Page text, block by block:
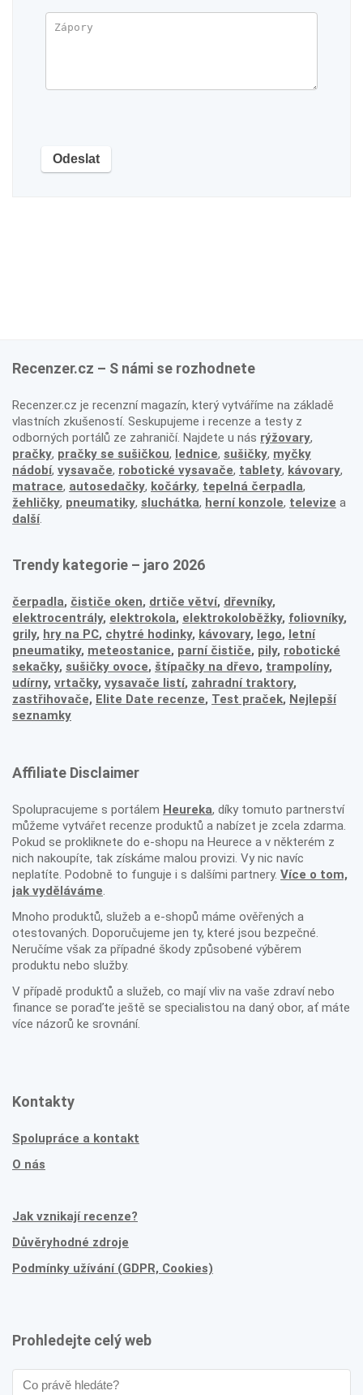
Recenzer.cz – S námi se rozhodnete
Recenzer.cz je recenzní magazín, který vytváříme na základě
vlastních zkušeností. Seskupujeme i recenze a testy z
odborných portálů ze zahraničí. Najdete u nás rýžovary,
pračky, pračky se sušičkou, lednice, sušičky, myčky
nádobí, vysavače, robotické vysavače, tablety, kávovary,
matrace, autosedačky, kočárky, tepelná čerpadla,
žehličky, pneumatiky, sluchátka, herní konzole, televize a
další.
Trendy kategorie – jaro 2026
čerpadla, čističe oken, drtiče větví, dřevníky,
elektrocentrály, elektrokola, elektrokoloběžky, foliovníky,
grily, hry na PC, chytré hodinky, kávovary, lego, letní
pneumatiky, meteostanice, parní čističe, pily, robotické
sekačky, sušičky ovoce, štípačky na dřevo, trampolíny,
udírny, vrtačky, vysavače listí, zahradní traktory,
zastřihovače, Elite Date recenze, Test praček, Nejlepší
seznamky
Affiliate Disclaimer
Spolupracujeme s portálem Heureka, díky tomuto partnerství
můžeme vytvářet recenze produktů a nabízet je zcela zdarma.
Pokud se prokliknete do e-shopu na Heurece a v některém z
nich nakoupíte, tak získáme malou provizi. Vy nic navíc
neplatíte. Podobně to funguje i s dalšími partnery. Více o tom,
jak vyděláváme.
Mnoho produktů, služeb a e-shopů máme ověřených a
otestovaných. Doporučujeme jen ty, které jsou bezpečné.
Neručíme však za případné škody způsobené výběrem
produktu nebo služby.
V případě produktů a služeb, co mají vliv na vaše zdraví nebo
finance se poraďte ještě se specialistou na daný obor, ať máte
více názorů ke srovnání.
Kontakty
Spolupráce a kontakt
O nás
Jak vznikají recenze?
Důvěryhodné zdroje
Podmínky užívání (GDPR, Cookies)
Prohledejte celý web